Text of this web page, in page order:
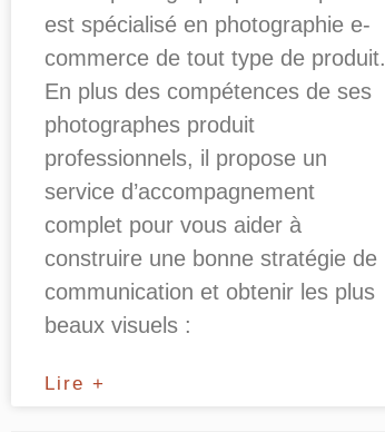
est spécialisé en photographie e-
commerce de tout type de produit.
En plus des compétences de ses
photographes produit
professionnels, il propose un
service d’accompagnement
complet pour vous aider à
construire une bonne stratégie de
communication et obtenir les plus
beaux visuels :
Lire +